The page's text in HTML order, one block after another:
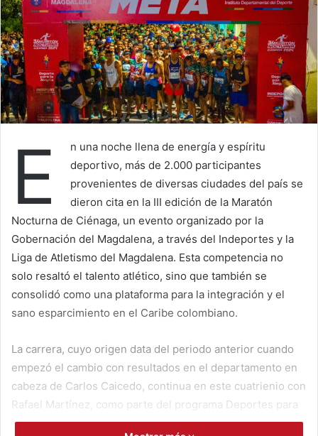
E
n una noche llena de energía y espíritu
deportivo, más de 2.000 participantes
provenientes de diversas ciudades del país se
dieron cita en la III edición de la Maratón
Nocturna de Ciénaga, un evento organizado por la
Gobernación del Magdalena, a través del Indeportes y la
Liga de Atletismo del Magdalena. Esta competencia no
solo resaltó el talento atlético, sino que también se
consolidó como una plataforma para la integración y el
sano esparcimiento en el Caribe colombiano.
La carrera, cuyo origen data del periodo anterior cuando
empezó el cambio con resultados en el departamento en
cabeza de Carlos Caicedo, continua en este cuatrienio con
Rafael Martínez, como parte del programa Deportes para
la Alegría, que busca promover estilos de vida saludable